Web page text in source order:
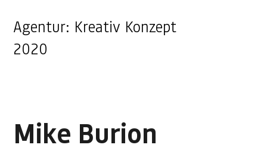
Agentur: Kreativ Konzept
2020
Mike Burion